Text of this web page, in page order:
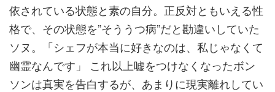
依されている状態と素の自分。正反対ともいえる性
格で、その状態を”そううつ病”だと勘違いしていた
ソヌ。「シェフが本当に好きなのは、私じゃなくて
幽霊なんです」 これ以上嘘をつけなくなったボン
ソンは真実を告白するが、あまりに現実離れしてい